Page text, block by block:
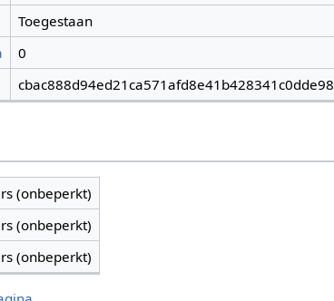
Toegestaan
0
cbac888d94ed21ca571afd8e41b428341c0dde98
(onbeperkt)
(onbeperkt)
(onbeperkt)